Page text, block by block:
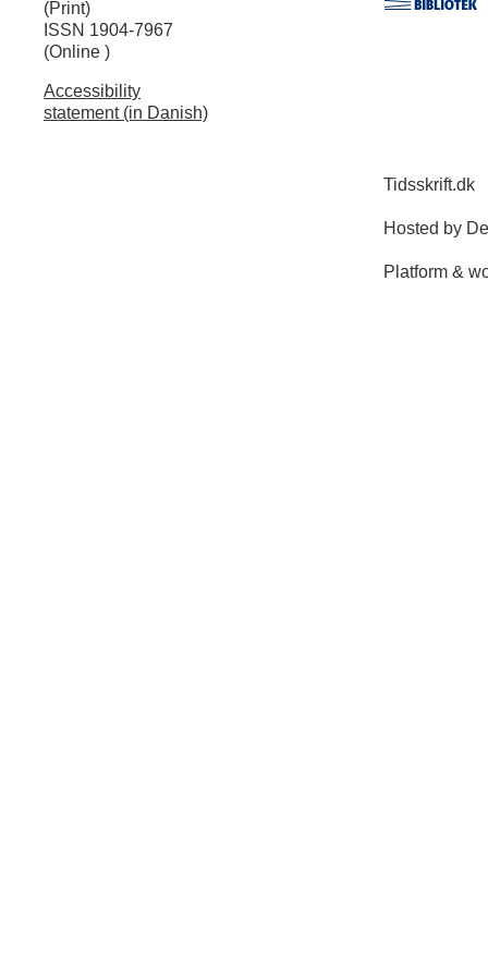
(Print)
ISSN 1904-7967
(Online )
Accessibility
statement (in Danish)